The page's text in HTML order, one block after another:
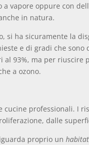
a vapore oppure con
in natura.
si ha sicuramente la
e di gradi che sono
al 93%, ma per riuscire
a ozono.
cucine professionali. I
dalle
proprio un habitat